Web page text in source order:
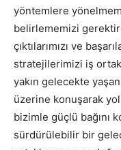
yöntemlere
belirlememizi
çıktılarımızı ve
stratejilerimizi iş
yakın gelecekte
üzerine konuşarak
bizimle güçlü bağını
sürdürülebilir bir